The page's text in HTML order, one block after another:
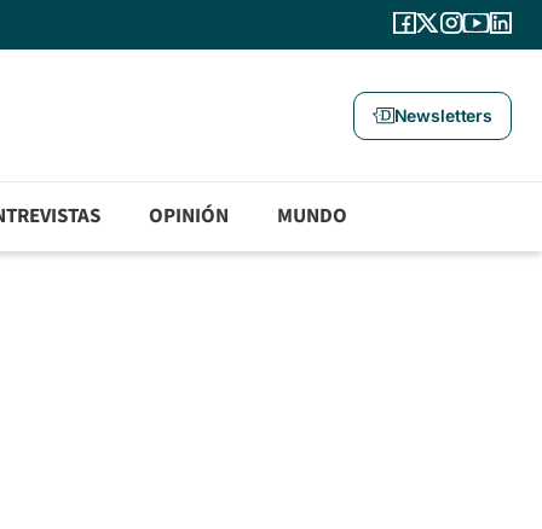
Newsletters
OPINIÓN MUNDO